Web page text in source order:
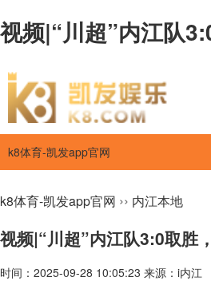
视频|“川超”内江队
k8体育-凯发app官网
k8体育-凯发app官网 ›› 内江本地
视频|“川超”内江队3:0取胜
时间：2025-09-28 10:05:23 来源：i内江